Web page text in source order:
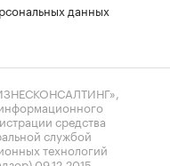
данных
средства
службой
технологий